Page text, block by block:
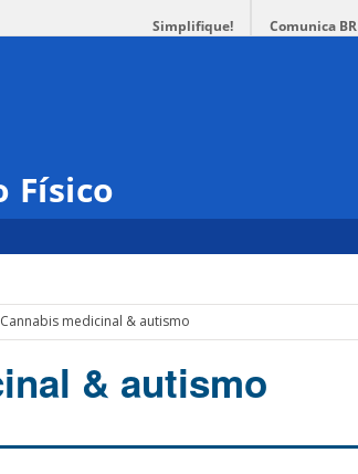
Simplifique! Comunica BR
Físico
Cannabis medicinal & autismo
& autismo